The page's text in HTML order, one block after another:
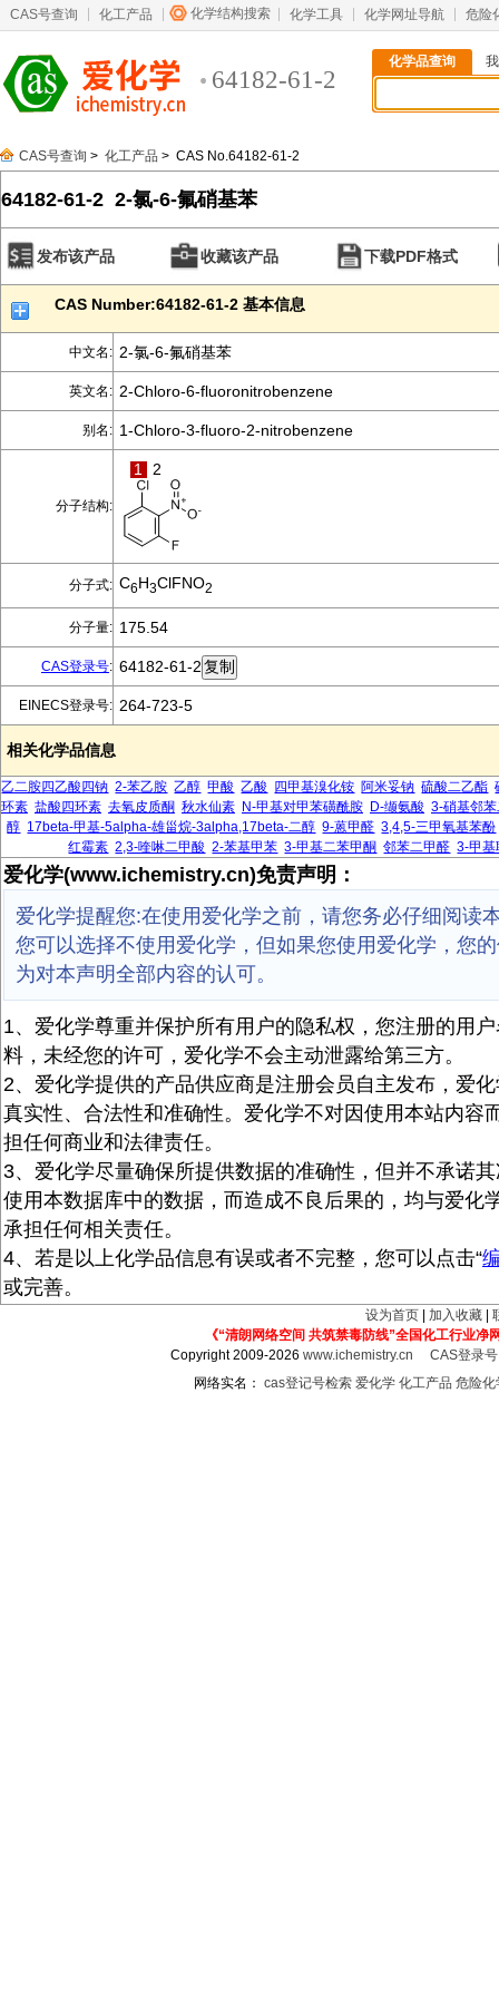
CAS号查询 化工产品 化学结构搜索 化学工具 化学网址导航 危险
64182-61-2
化学品查询
CAS号查询 > 化工产品 > CAS No.64182-61-2
64182-61-2 2-氯-6-氟硝基苯
发布该产品 收藏该产品 下载PDF格式
CAS Number:64182-61-2 基本信息
中文名: 2-氯-6-氟硝基苯
英文名: 2-Chloro-6-fluoronitrobenzene
别名: 1-Chloro-3-fluoro-2-nitrobenzene
分子结构:
1 2
分子式: C6H3ClFNO2
分子量: 175.54
CAS登录号: 64182-61-2
EINECS登录号: 264-723-5
相关化学品信息
乙二胺四乙酸四钠 2-苯乙胺 乙醇 甲酸 乙酸 四甲基溴化铵 阿米妥钠 硫酸二乙酯
环素 盐酸四环素 去氧皮质酮 秋水仙素 N-甲基对甲苯磺酰胺 D-缬氨酸 3-硝基邻
醇 17beta-甲基-5alpha-雄甾烷-3alpha,17beta-二醇 9-蒽甲醛 3,4,5-三甲氧基苯酚
红霉素 2,3-喹啉二甲酸 2-苯基甲苯 3-甲基二苯甲酮 邻苯二甲醛 3-甲基
爱化学(www.ichemistry.cn)免责声明：
爱化学提醒您:在使用爱化学之前，请您务必仔细阅读
您可以选择不使用爱化学，但如果您使用爱化学，您
为对本声明全部内容的认可。
1、爱化学尊重并保护所有用户的隐私权，您注册的用
料，未经您的许可，爱化学不会主动泄露给第三方。
2、爱化学提供的产品供应商是注册会员自主发布，爱
真实性、合法性和准确性。爱化学不对因使用本站内容
担任何商业和法律责任。
3、爱化学尽量确保所提供数据的准确性，但并不承诺
使用本数据库中的数据，而造成不良后果的，均与爱化
承担任何相关责任。
4、若是以上化学品信息有误或者不完整，您可以点击“
或完善。
设为首页 加入收藏
《“清朗网络空间 共筑禁毒防线”全国化工行业净
Copyright 2009-2026www.ichemistry.cn
CAS登录
网络实名： cas登记号检索 爱化学 化工产品 危险化